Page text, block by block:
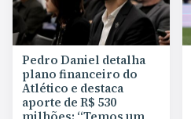
Pedro Daniel detalha
plano financeiro do
Atlético e destaca
aporte de R$ 530